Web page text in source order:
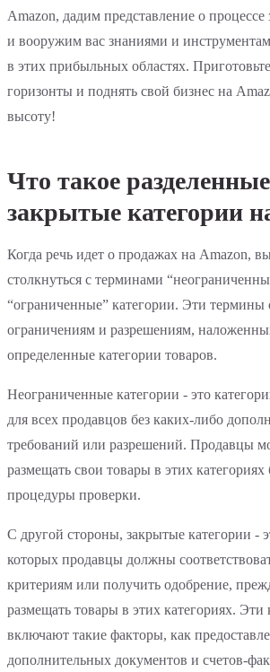
Amazon, дадим представление о процессе
и вооружим вас знаниями и
в этих прибыльных областях.
горизонты и поднять свой бизнес на
высоту!
Что такое
закрытые категории
Когда речь идет о продажах на Amazon,
столкнуться с терминами
“ограниченные” категории. Эти термины
ограничениям и разрешениям,
определенные категории товаров.
Неограниченные категории - это
для всех продавцов без каких-либо
требований или разрешений. Продавцы
размещать свои товары в этих
процедуры проверки.
С другой стороны, закрытые категории -
которых продавцы должны
критериям или получить одобрение,
размещать товары в этих категориях. Эти
включают такие факторы, как
дополнительных документов и счетов-